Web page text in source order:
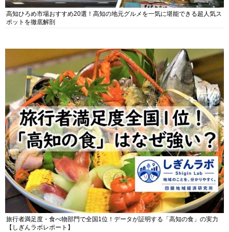
高知ひろめ市場おすすめ20選！高知の地元グルメを一気に堪能できる超人気ス
ポットを徹底解剖
旅行者満足度・食べ物部門で全国1位！データが証明する「高知の食」の実力
【しぎんラボレポート】